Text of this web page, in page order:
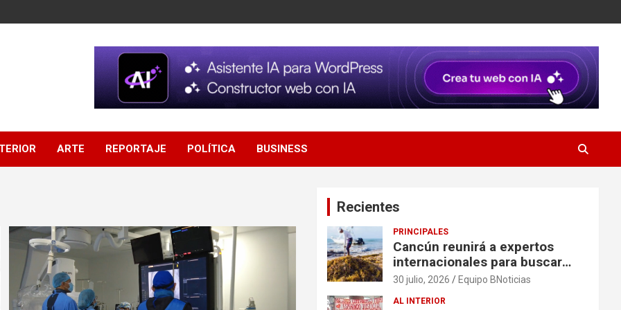
ARTE REPORTAJE POLÍTICA BUSINESS
Recientes
PRINCIPALES
Cancún reunirá a expertos
internacionales para buscar
soluciones al problema del
30 julio, 2026 Equipo BNoticias
AL INTERIOR